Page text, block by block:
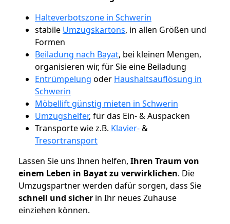
Halteverbotszone in Schwerin
stabile Umzugskartons, in allen Größen und
Formen
Beiladung nach Bayat, bei kleinen Mengen,
organisieren wir, für Sie eine Beiladung
Entrümpelung oder Haushaltsauflösung in
Schwerin
Möbellift günstig mieten in Schwerin
Umzugshelfer, für das Ein- & Auspacken
Transporte wie z.B. Klavier-&
Tresortransport
Lassen Sie uns Ihnen helfen, Ihren Traum von
einem Leben in Bayat zu verwirklichen. Die
Umzugspartner werden dafür sorgen, dass Sie
schnell und sicher in Ihr neues Zuhause
einziehen können.